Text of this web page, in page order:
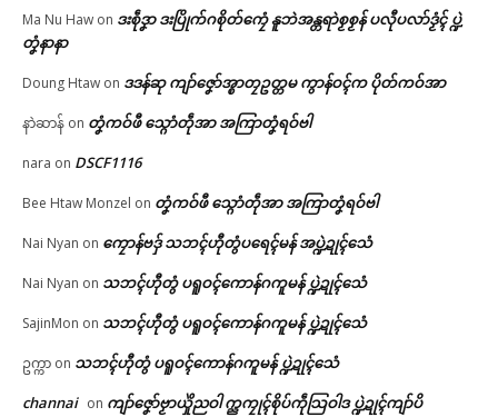
ဗွဳဒဳယဵု
ကေတ်အဆက်
ပ္ဍဲရးတၞၚ်သဳ ဟိုတ်နူလွဟ်ဇၞော်ဒပ်
ပၞာန်ဂှ် ညးတြုံချိုတ်မွဲတၠတုဲ သီု
ကောန်ၚာ်ပါလုပ် ဒးဝပ်သ္ကာတ်မြ
ဟ် (၂) တၠ
May 22, 2026
Ma Nu Haw on ဒးစဵုဒၞာ ဒးပြိုက်ဂစိုတ်ကၠေံ နူဘဲအန္တရာဲစၟစၟန် ပလီုပလာ်ဒၟံၚ် ပ္ဍဲ
တၞံနာနာ
Doung Htaw on ဒဒန်ဆု ကျာ်ဇၞော်အ္စာတၠဥတ္တမ ကွာန်ဝၚ်က ပိုတ်ကဝ်အာ
နာဲဆာန် on တၞံကဝ်ဖီ သ္ဂောံတဵုအာ အကြာတၞံရဝ်ဗါ
nara on DSCF1116
Bee Htaw Monzel on တၞံကဝ်ဖီ သ္ဂောံတဵုအာ အကြာတၞံရဝ်ဗါ
Nai Nyan on ကၠောန်ဗဒှ် သဘၚ်ဟီုတွံပရေၚ်မန် အပ္ဍဲဍုၚ်သေံ
Nai Nyan on သဘၚ်ဟီုတွံ ပရူဝၚ်ကောန်ဂကူမန် ပ္ဍဲဍုၚ်သေံ
SajinMon on သဘၚ်ဟီုတွံ ပရူဝၚ်ကောန်ဂကူမန် ပ္ဍဲဍုၚ်သေံ
ဥက္ကာ on သဘၚ်ဟီုတွံ ပရူဝၚ်ကောန်ဂကူမန် ပ္ဍဲဍုၚ်သေံ
channai on ကျာ်ဇၞော်ဗၟာယှိုဲညဝါ က္ညကၠုၚ်စိုပ်ကဵုသြဝါဒ ပ္ဍဲဍုၚ်ကျာ်ပိ